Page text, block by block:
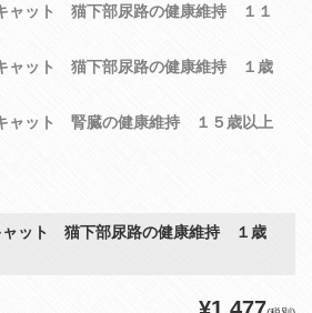
ャット 猫下部尿路の健康維持 １１
ャット 猫下部尿路の健康維持 １歳
ャット 腎臓の健康維持 １５歳以上
ット 猫下部尿路の健康維持 １歳